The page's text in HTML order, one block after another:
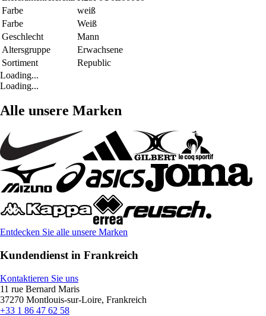
Farbe
weiß
Farbe
Weiß
Geschlecht
Mann
Altersgruppe
Erwachsene
Sortiment
Republic
Loading...
Loading...
Alle unsere Marken
Entdecken Sie alle unsere Marken
Kundendienst in Frankreich
Kontaktieren Sie uns
11 rue Bernard Maris
37270 Montlouis-sur-Loire, Frankreich
+33 1 86 47 62 58